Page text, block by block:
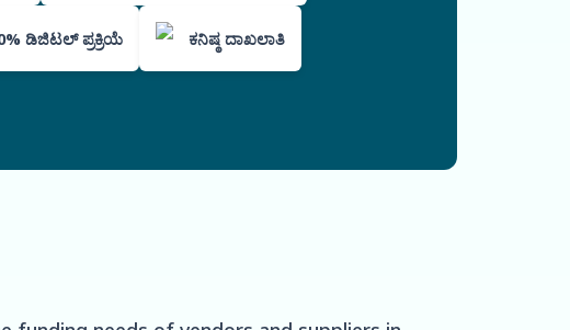
ಡಿಜಿಟಲ್ ಪ್ರಕ್ರಿಯೆ ಕನಿಷ್ಠ ದಾಖಲಾತಿ